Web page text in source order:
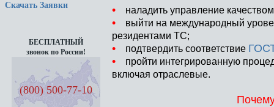
Скачать Заявки
БЕСПЛАТНЫЙ
звонок по России!
(800) 500-77-10
• наладить управление
• выйти на международный
резидентами ТС;
• подтвердить соответствие
• пройти интегрированную
включая отраслевые.